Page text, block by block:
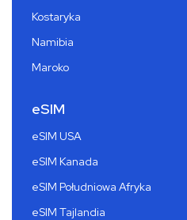
Kostaryka
Namibia
Maroko
eSIM
eSIM USA
eSIM Kanada
eSIM Południowa Afryka
eSIM Tajlandia